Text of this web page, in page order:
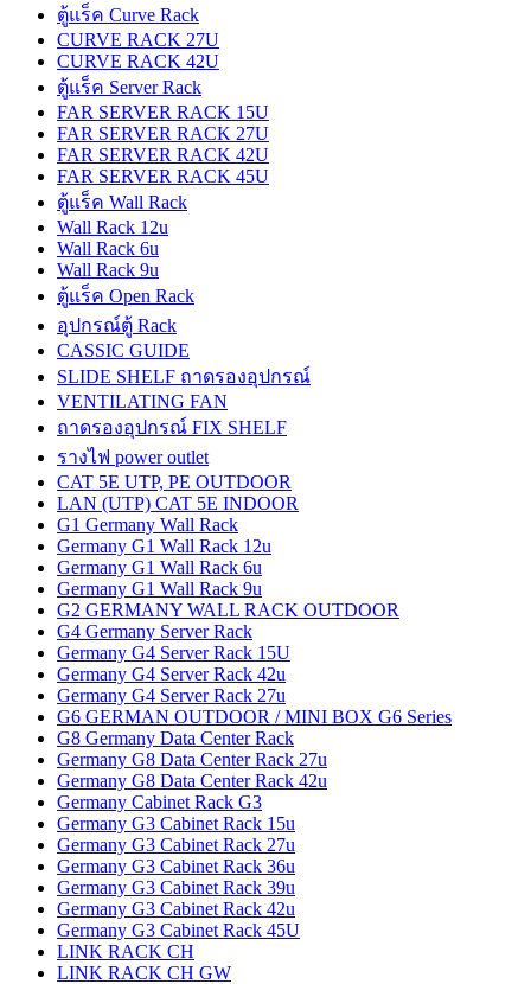
ตู้แร็ค Curve Rack
CURVE RACK 27U
CURVE RACK 42U
ตู้แร็ค Server Rack
FAR SERVER RACK 15U
FAR SERVER RACK 27U
FAR SERVER RACK 42U
FAR SERVER RACK 45U
ตู้แร็ค Wall Rack
Wall Rack 12u
Wall Rack 6u
Wall Rack 9u
ตู้แร็ค Open Rack
อุปกรณ์ตู้ Rack
CASSIC GUIDE
SLIDE SHELF ถาดรองอุปกรณ์
VENTILATING FAN
ถาดรองอุปกรณ์ FIX SHELF
รางไฟ power outlet
CAT 5E UTP, PE OUTDOOR
LAN (UTP) CAT 5E INDOOR
G1 Germany Wall Rack
Germany G1 Wall Rack 12u
Germany G1 Wall Rack 6u
Germany G1 Wall Rack 9u
G2 GERMANY WALL RACK OUTDOOR
G4 Germany Server Rack
Germany G4 Server Rack 15U
Germany G4 Server Rack 42u
Germany G4 Server Rack 27u
G6 GERMAN OUTDOOR / MINI BOX G6 Series
G8 Germany Data Center Rack
Germany G8 Data Center Rack 27u
Germany G8 Data Center Rack 42u
Germany Cabinet Rack G3
Germany G3 Cabinet Rack 15u
Germany G3 Cabinet Rack 27u
Germany G3 Cabinet Rack 36u
Germany G3 Cabinet Rack 39u
Germany G3 Cabinet Rack 42u
Germany G3 Cabinet Rack 45U
LINK RACK CH
LINK RACK CH GW